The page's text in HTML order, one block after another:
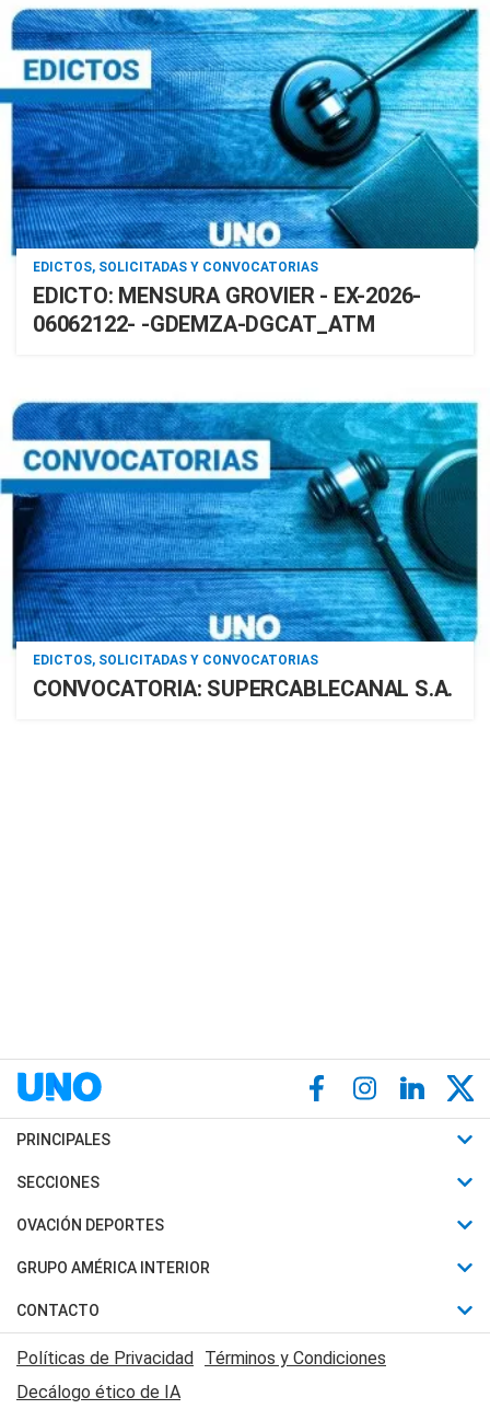
EDICTOS, SOLICITADAS Y CONVOCATORIAS
EDICTO: MENSURA GROVIER - EX-2026-
06062122- -GDEMZA-DGCAT_ATM
EDICTOS, SOLICITADAS Y CONVOCATORIAS
CONVOCATORIA: SUPERCABLECANAL S.A.
PRINCIPALES
Últimas Noticias
Política
Judiciales
Economia
SECCIONES
Horóscopo
Motores
Trucos caseros
Series y Películas
Edictos y Solicitadas
OVACIÓN DEPORTES
Fútbol
Mundial
Automovilismo
Rugby
GRUPO AMÉRICA INTERIOR
Canal 7 en Vivo
CONTACTO
Acerca de Nosotros
Contactanos
Políticas de Privacidad Términos y Condiciones
Decálogo ético de IA